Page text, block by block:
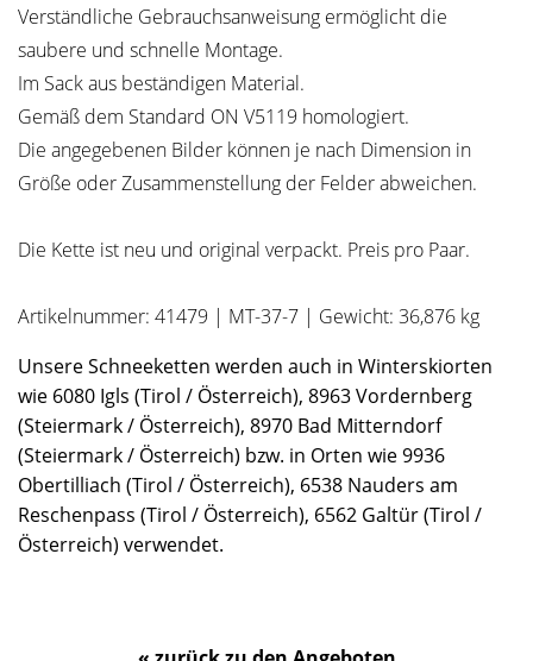
Verständliche Gebrauchsanweisung ermöglicht die
saubere und schnelle Montage.
Im Sack aus beständigen Material.
Gemäß dem Standard ON V5119 homologiert.
Die angegebenen Bilder können je nach Dimension in
Größe oder Zusammenstellung der Felder abweichen.
Die Kette ist neu und original verpackt. Preis pro Paar.
Artikelnummer: 41479 | MT-37-7 | Gewicht: 36,876 kg
Unsere Schneeketten werden auch in Winterskiorten
wie 6080 Igls (Tirol / Österreich), 8963 Vordernberg
(Steiermark / Österreich), 8970 Bad Mitterndorf
(Steiermark / Österreich) bzw. in Orten wie 9936
Obertilliach (Tirol / Österreich), 6538 Nauders am
Reschenpass (Tirol / Österreich), 6562 Galtür (Tirol /
Österreich) verwendet.